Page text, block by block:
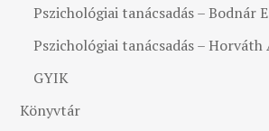
Pszichológiai tanácsadás – Bodnár
Pszichológiai tanácsadás –
GYIK
Könyvtár